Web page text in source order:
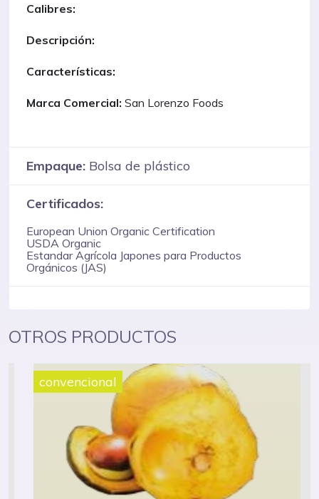
Calibres:
Descripción:
Características:
Marca Comercial: San Lorenzo Foods
Empaque: Bolsa de plástico
Certificados:
European Union Organic Certification
USDA Organic
Estandar Agrícola Japones para Productos
Orgánicos (JAS)
OTROS PRODUCTOS
convencional